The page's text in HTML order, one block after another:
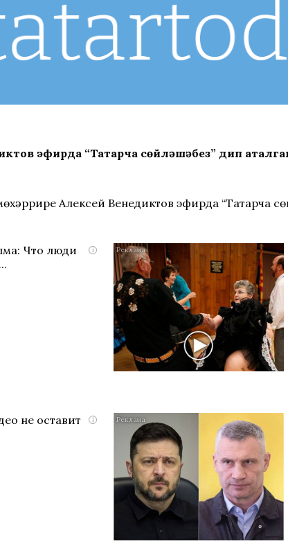
эфирда “Татарча сөйләшәбез” дип
Алексей Венедиктов эфирда “Татарча
i
Что люди
i
не оставит